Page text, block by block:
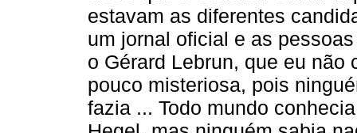
estavam as diferentes
um jornal oficial e as
o Gérard Lebrun, que eu não
pouco misteriosa, pois
fazia ... Todo mundo